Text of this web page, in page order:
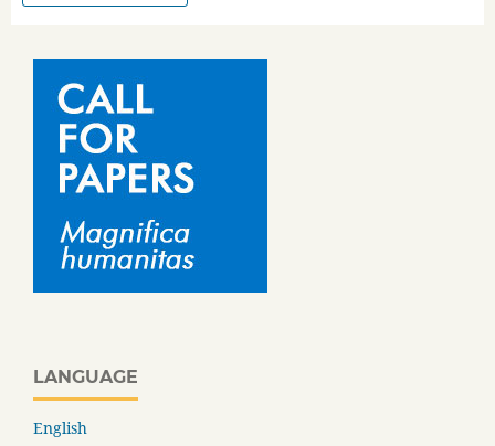
LANGUAGE
English